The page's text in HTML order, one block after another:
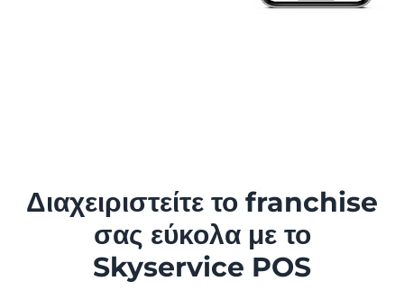
Συγχρονισμός συναλλαγών πληρωμής
Термінал від ПриватБанк
Απόκτηση μέσω smartphone
Αγορά
Κατάστημα
Διαχειριστείτε το franchise
σας εύκολα με το
Skyservice POS